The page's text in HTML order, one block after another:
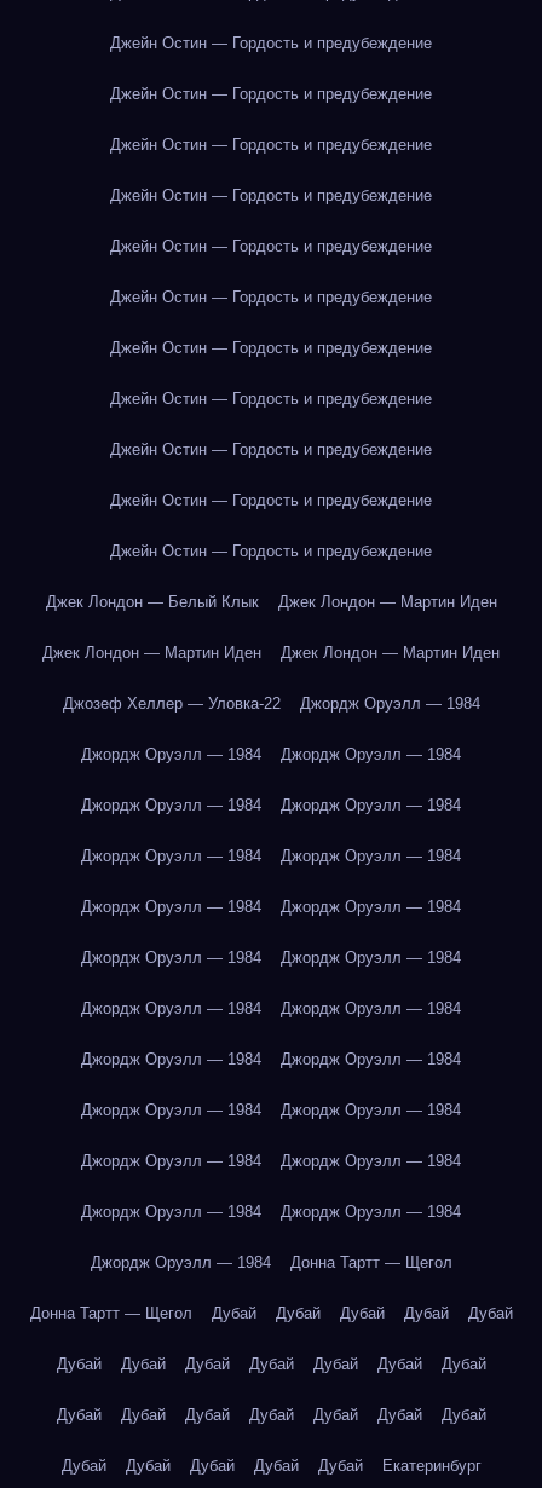
Джейн Остин — Гордость и предубеждение
Джейн Остин — Гордость и предубеждение
Джейн Остин — Гордость и предубеждение
Джейн Остин — Гордость и предубеждение
Джейн Остин — Гордость и предубеждение
Джейн Остин — Гордость и предубеждение
Джейн Остин — Гордость и предубеждение
Джейн Остин — Гордость и предубеждение
Джейн Остин — Гордость и предубеждение
Джейн Остин — Гордость и предубеждение
Джейн Остин — Гордость и предубеждение
Джек Лондон — Белый Клык Джек Лондон — Мартин Иден
Джек Лондон — Мартин Иден Джек Лондон — Мартин Иден
Джозеф Хеллер — Уловка-22 Джордж Оруэлл — 1984
Джордж Оруэлл — 1984 Джордж Оруэлл — 1984
Джордж Оруэлл — 1984 Джордж Оруэлл — 1984
Джордж Оруэлл — 1984 Джордж Оруэлл — 1984
Джордж Оруэлл — 1984 Джордж Оруэлл — 1984
Джордж Оруэлл — 1984 Джордж Оруэлл — 1984
Джордж Оруэлл — 1984 Джордж Оруэлл — 1984
Джордж Оруэлл — 1984 Джордж Оруэлл — 1984
Джордж Оруэлл — 1984 Джордж Оруэлл — 1984
Джордж Оруэлл — 1984 Джордж Оруэлл — 1984
Джордж Оруэлл — 1984 Джордж Оруэлл — 1984
Джордж Оруэлл — 1984 Донна Тартт — Щегол
Донна Тартт — Щегол Дубай Дубай Дубай Дубай Дубай
Дубай Дубай Дубай Дубай Дубай Дубай Дубай
Дубай Дубай Дубай Дубай Дубай Дубай Дубай
Дубай Дубай Дубай Дубай Дубай Екатеринбург